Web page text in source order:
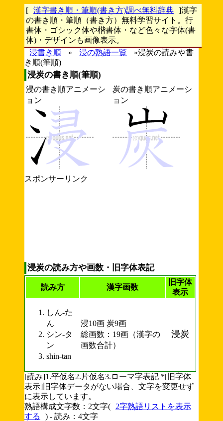
[ 漢字書き順・筆順(書き方)調べ無料辞典 ]漢字
の書き順・筆順（書き方）無料学習サイト。行
書体・ゴシック体や楷書体・など色々な字体(書
体)・デザインも画像表示。
浸書き順
» 浸の熟語一覧
»浸炭の読みや書
き順(筆順)
浸炭の書き順(筆順)
浸の書き順アニメーシ
ョン
炭の書き順アニメーシ
ョン
スポンサーリンク
浸炭の読み方や画数・旧字体表記
読み方 漢字画数
旧字体
表示
しん-た
ん
シン-タ
ン
shin-tan
浸10画 炭9画
総画数：19画（漢字の
画数合計）
浸炭
[読み]1.平仮名2.片仮名3.ローマ字表記 *[旧字体
表示]旧字体データがない場合、文字を変更せず
に表示しています。
熟語構成文字数：2文字(
2字熟語リストを表示
する
) - 読み：4文字